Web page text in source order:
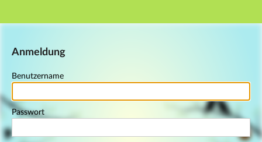
Hauptnavigation
Anmeldung
Benutzername
Passwort